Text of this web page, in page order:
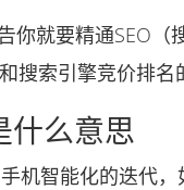
就要精通SEO（
搜索引擎竞价排名
什么意思
智能化的迭代，